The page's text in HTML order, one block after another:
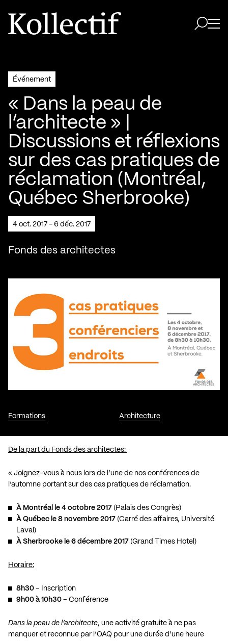
Aller à la page d'accueil
Logo Kollectif
Événement
« Dans la peau de
l’architecte » |
Discussions et réflexions
sur des cas pratiques de
réclamation (Montréal,
Québec Sherbrooke)
4 oct. 2017 - 6 déc. 2017
Fonds des architectes
Formations Architecture
De la part du Fonds des architectes:
« Joignez-vous à nous lors de l’une de nos conférences de
l’automne portant sur des cas pratiques de réclamation.
À Montréal le 4 octobre 2017 (Palais des Congrès)
À Québec le 8 novembre 2017 (Carré des affaires, Université
Laval)
À Sherbrooke le 6 décembre 2017 (Grand Times Hotel)
Horaire:
8h30 – Inscription
9h00 à 10h30 – Conférence
Dans la peau de l’architecte, une activité gratuite à ne pas
manquer et reconnue par l’OAQ pour une durée d’une heure